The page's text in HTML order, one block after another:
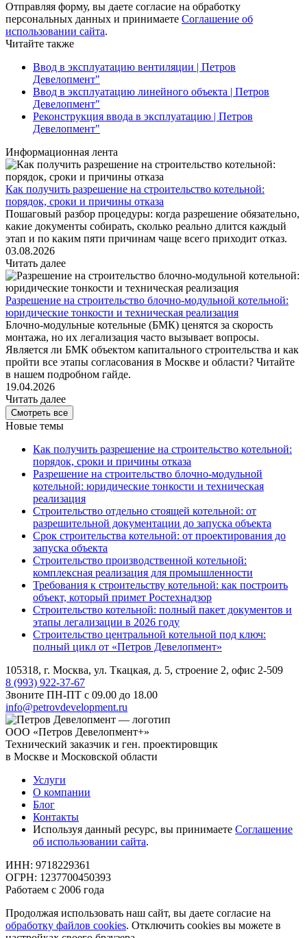
Отправляя форму, вы даете согласие на обработку
персональных данных и принимаете Соглашение об
использовании сайта.
Читайте также
Ввод в эксплуатацию вентиляции | Петров
Девелопмент"
Ввод в эксплуатацию линейного объекта | Петров
Девелопмент"
Реконструкция ввода в эксплуатацию | Петров
Девелопмент"
Информационная лента
Как получить разрешение на строительство котельной:
порядок, сроки и причины отказа
Пошаговый разбор процедуры: когда разрешение обязательно,
какие документы собирать, сколько реально длится каждый
этап и по каким пяти причинам чаще всего приходит отказ.
03.08.2026
Читать далее
Разрешение на строительство блочно-модульной котельной:
юридические тонкости и техническая реализация
Блочно-модульные котельные (БМК) ценятся за скорость
монтажа, но их легализация часто вызывает вопросы.
Является ли БМК объектом капитального строительства и как
пройти все этапы согласования в Москве и области? Читайте
в нашем подробном гайде.
19.04.2026
Читать далее
Смотреть все
Новые темы
Как получить разрешение на строительство котельной:
порядок, сроки и причины отказа
Разрешение на строительство блочно-модульной
котельной: юридические тонкости и техническая
реализация
Строительство отдельно стоящей котельной: от
разрешительной документации до запуска объекта
Срок строительства котельной: от проектирования до
запуска объекта
Строительство производственной котельной:
комплексная реализация для промышленности
Требования к строительству котельной: как построить
объект, который примет Ростехнадзор
Строительство котельной: полный пакет документов и
этапы легализации в 2026 году
Строительство центральной котельной под ключ:
полный цикл от «Петров Девелопмент»
105318, г. Москва, ул. Ткацкая, д. 5, строение 2, офис 2-509
8 (993) 922-37-67
Звоните ПН-ПТ с 09.00 до 18.00
info@petrovdevelopment.ru
ООО «Петров Девелопмент+»
Технический заказчик и ген. проектировщик
в Москве и Московской области
Услуги
О компании
Блог
Контакты
Используя данный ресурс, вы принимаете Соглашение
об использовании сайта.
ИНН: 9718229361
ОГРН: 1237700450393
Работаем с 2006 года
Продолжая использовать наш сайт, вы даете согласие на
обработку файлов cookies. Отключить cookies вы можете в